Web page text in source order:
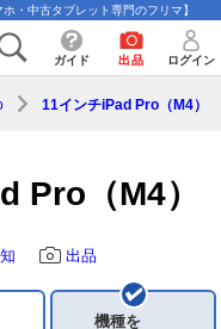
・中古タブレット専門のフリマ】
ガイド 出品 ログイン
11インチiPad Pro（M4）
Pro（M4）
出品
機種を